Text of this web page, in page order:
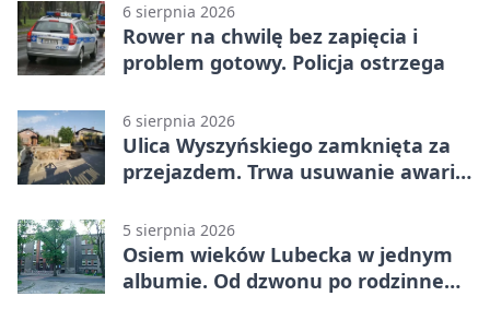
6 sierpnia 2026
Rower na chwilę bez zapięcia i
problem gotowy. Policja ostrzega
6 sierpnia 2026
Ulica Wyszyńskiego zamknięta za
przejazdem. Trwa usuwanie awarii
5 sierpnia 2026
Osiem wieków Lubecka w jednym
albumie. Od dzwonu po rodzinne